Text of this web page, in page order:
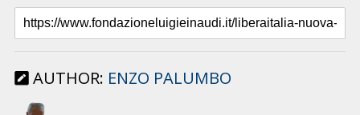
AUTHOR: ENZO PALUMBO